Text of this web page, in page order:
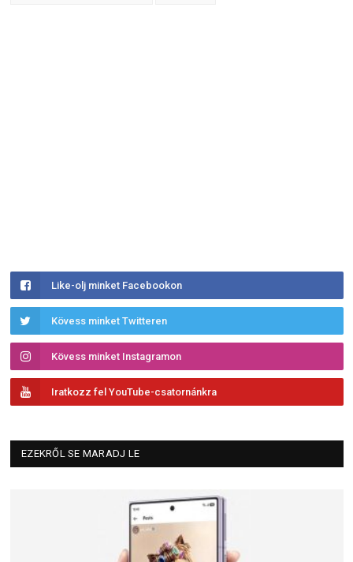
Like-olj minket Facebookon
Kövess minket Twitteren
Kövess minket Instagramon
Iratkozz fel YouTube-csatornánkra
EZEKRŐL SE MARADJ LE